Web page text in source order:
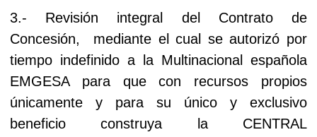
3.- Revisión integral del Contrato de
Concesión, mediante el cual se autorizó por
tiempo indefinido a la Multinacional española
EMGESA para que con recursos propios
únicamente y para su único y exclusivo
beneficio construya la CENTRAL